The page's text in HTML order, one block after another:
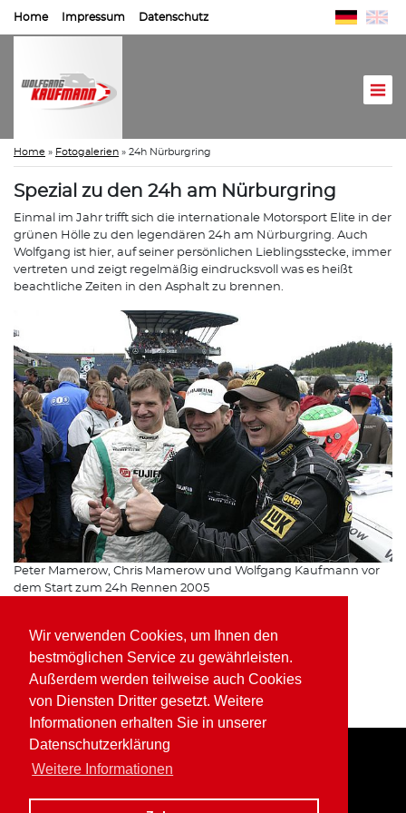
Wir verwenden Cookies, um Ihnen den
bestmöglichen Service zu gewährleisten.
Außerdem werden teilweise auch Cookies
von Diensten Dritter gesetzt. Weitere
Informationen erhalten Sie in unserer
Datenschutzerklärung
Weitere Informationen
Home Impressum Datenschutz
Home » Fotogalerien » 24h Nürburgring
Spezial zu den 24h am Nürburgring
Einmal im Jahr trifft sich die internationale Motorsport Elite in der
grünen Hölle zu den legendären 24h am Nürburgring. Auch
Wolfgang ist hier, auf seiner persönlichen Lieblingsstecke, immer
vertreten und zeigt regelmäßig eindrucksvoll was es heißt
beachtliche Zeiten in den Asphalt zu brennen.
Peter Mamerow, Chris Mamerow und Wolfgang Kaufmann vor
dem Start zum 24h Rennen 2005
24h Nürburgring 2021
24h Nürburgring 2020
24h Nürburgring 2016
24h Nürburgring 2015
24h Nürburgring 2014
24h Nürburgring 2013
Home Impressum